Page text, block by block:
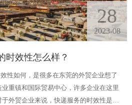
28
2023-08
时效性怎么样？
性如何，是很多在东莞的外贸企业想了
重镇和国际贸易中心，许多企业在这里
外贸企业来说，快递服务的时效性是至